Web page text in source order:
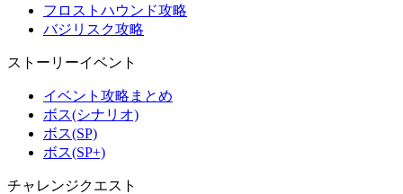
フロストハウンド攻略
バジリスク攻略
ストーリーイベント
イベント攻略まとめ
ボス(シナリオ)
ボス(SP)
ボス(SP+)
チャレンジクエスト